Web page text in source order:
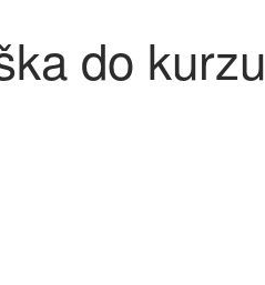
do kurzu